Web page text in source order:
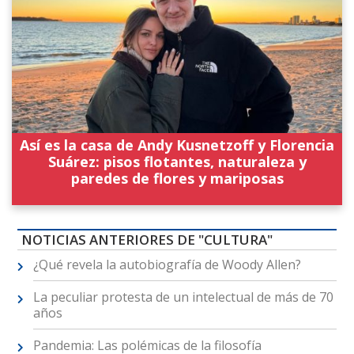
Así es la casa de Andy Kusnetzoff y Florencia
Suárez: pisos flotantes, naturaleza y
paredes de flores y mariposas
NOTICIAS ANTERIORES DE "CULTURA"
¿Qué revela la autobiografía de Woody Allen?
La peculiar protesta de un intelectual de más de 70
años
Pandemia: Las polémicas de la filosofía